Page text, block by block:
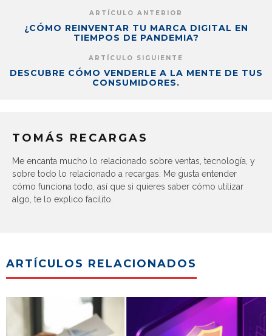
ARTÍCULO ANTERIOR
¿CÓMO REINVENTAR TU MARCA DIGITAL EN
TIEMPOS DE PANDEMIA?
ARTÍCULO SIGUIENTE
DESCUBRE CÓMO VENDERLE A LA MENTE DE TUS
CONSUMIDORES.
TOMÁS RECARGAS
Me encanta mucho lo relacionado sobre ventas, tecnología, y
sobre todo lo relacionado a recargas. Me gusta entender
cómo funciona todo, así que si quieres saber cómo utilizar
algo, te lo explico facilito.
ARTÍCULOS RELACIONADOS